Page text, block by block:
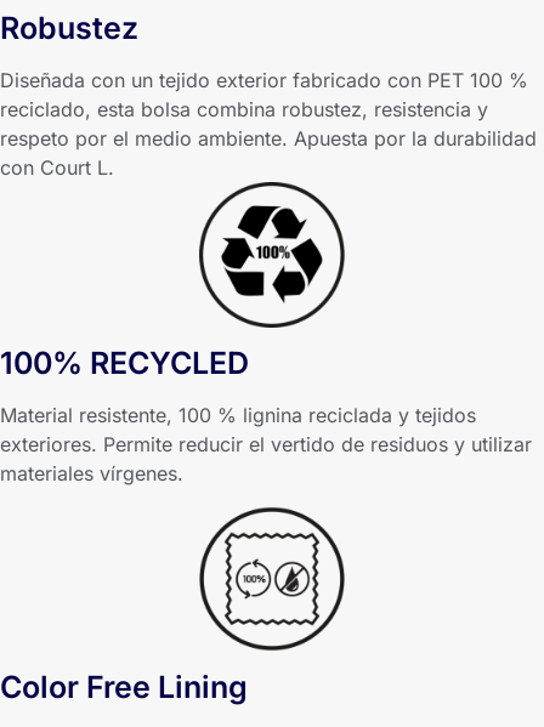
Robustez
Diseñada con un tejido exterior fabricado con PET 100 %
reciclado, esta bolsa combina robustez, resistencia y
respeto por el medio ambiente. Apuesta por la durabilidad
con Court L.
100% RECYCLED
Material resistente, 100 % lignina reciclada y tejidos
exteriores. Permite reducir el vertido de residuos y utilizar
materiales vírgenes.
Color Free Lining